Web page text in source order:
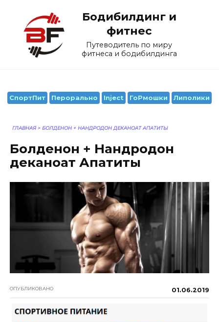
содержанию
Бодибилдинг и
фитнес
Путеводитель по миру
фитнеса и бодибилдинга
СпортПит Перорально Inject ГоРмошки Липолики
ГЛАВНАЯ > БОЛДЕНОН + НАНДРОДОН ДЕКАНОАТ АПАТИТЫ
Болденон + Нандродон
деканоат Апатиты
ОПУБЛИКОВАНО 01.06.2019